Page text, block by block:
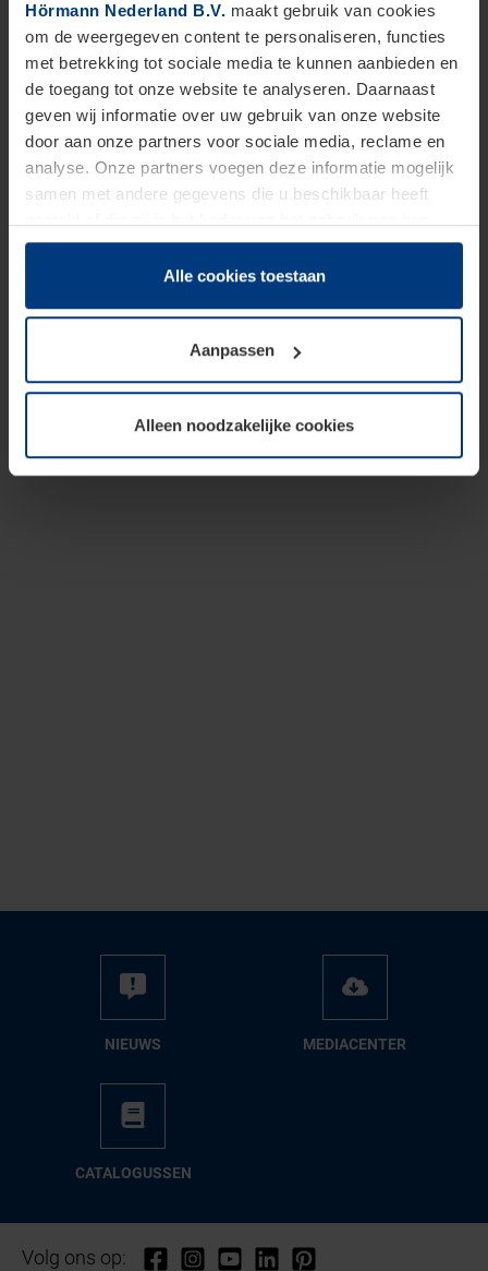
Hörmann Nederland B.V. maakt gebruik van cookies
om de weergegeven content te personaliseren, functies
met betrekking tot sociale media te kunnen aanbieden en
de toegang tot onze website te analyseren. Daarnaast
geven wij informatie over uw gebruik van onze website
door aan onze partners voor sociale media, reclame en
analyse. Onze partners voegen deze informatie mogelijk
samen met andere gegevens die u beschikbaar heeft
dienstverlening hebben verzameld.
Juridisch zijn wij gerechtigd om cookies op uw computer
onze pagina's absoluut noodzakelijk is. Voor alle andere
soorten cookies is uw toestemming vereist. Uw
toestemming kunt u op elk moment bij de uitleg van de
wijzigen of herroepen.
Alle cookies toestaan
Aanpassen
Alleen noodzakelijke cookies
NIEUWS ME­DIA­CEN­TER
CA­TA­LO­GUS­SEN
Volg ons op: